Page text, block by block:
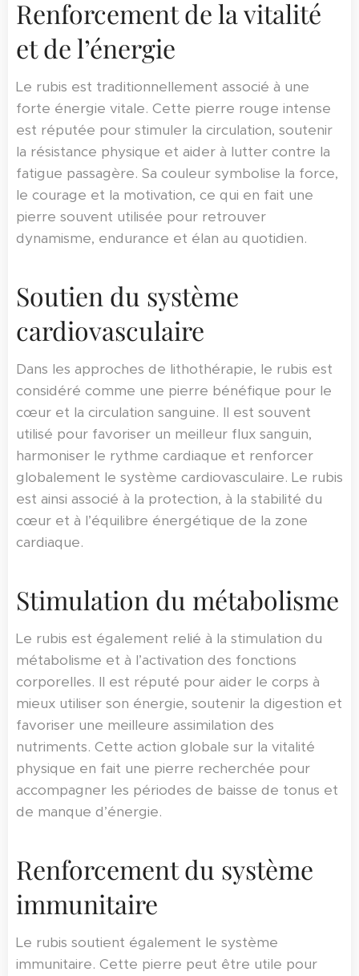
Renforcement de la vitalité
et de l’énergie
Le rubis est traditionnellement associé à une
forte énergie vitale. Cette pierre rouge intense
est réputée pour stimuler la circulation, soutenir
la résistance physique et aider à lutter contre la
fatigue passagère. Sa couleur symbolise la force,
le courage et la motivation, ce qui en fait une
pierre souvent utilisée pour retrouver
dynamisme, endurance et élan au quotidien.
Soutien du système
cardiovasculaire
Dans les approches de lithothérapie, le rubis est
considéré comme une pierre bénéfique pour le
cœur et la circulation sanguine. Il est souvent
utilisé pour favoriser un meilleur flux sanguin,
harmoniser le rythme cardiaque et renforcer
globalement le système cardiovasculaire. Le rubis
est ainsi associé à la protection, à la stabilité du
cœur et à l’équilibre énergétique de la zone
cardiaque.
Stimulation du métabolisme
Le rubis est également relié à la stimulation du
métabolisme et à l’activation des fonctions
corporelles. Il est réputé pour aider le corps à
mieux utiliser son énergie, soutenir la digestion et
favoriser une meilleure assimilation des
nutriments. Cette action globale sur la vitalité
physique en fait une pierre recherchée pour
accompagner les périodes de baisse de tonus et
de manque d’énergie.
Renforcement du système
immunitaire
Le rubis soutient également le système
immunitaire. Cette pierre peut être utile pour